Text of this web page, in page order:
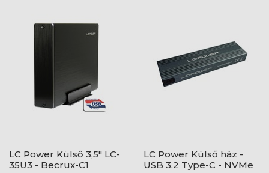
LC Power Külső 3,5" LC-
35U3 - Becrux-C1
LC Power Külső ház -
USB 3.2 Type-C - NVMe